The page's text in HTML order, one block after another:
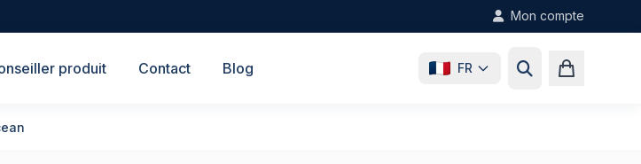
Mon compte
produit Contact Blog FR